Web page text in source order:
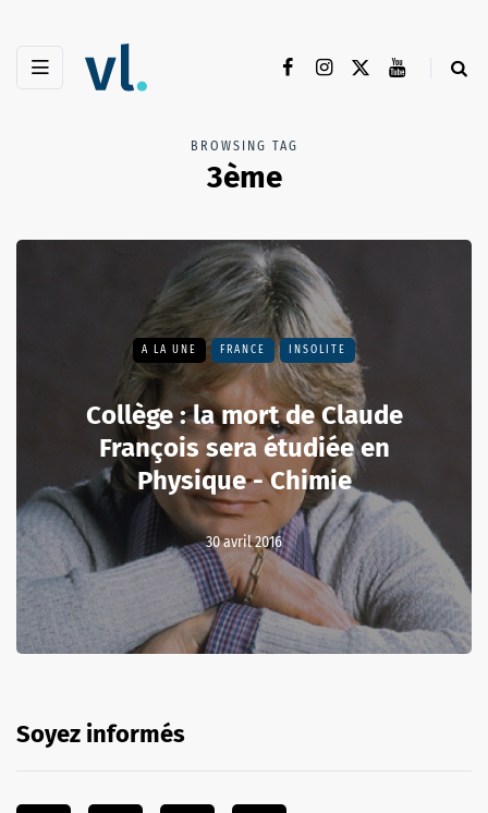
BROWSING TAG
3ème
A LA UNE FRANCE INSOLITE
Collège : la mort de Claude
François sera étudiée en
Physique - Chimie
30 avril 2016
Soyez informés